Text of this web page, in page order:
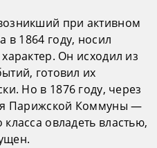
при активном
в 1864 году, носил
Он исходил из
готовил их
Но в 1876 году, через
Парижской Коммуны —
овладеть властью,